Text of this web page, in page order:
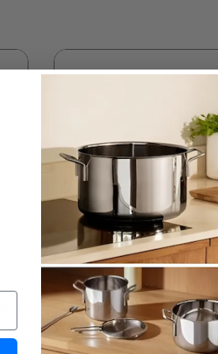
Spar25%
1-2 hverdage
OBH Nordica Vacuumposer
(small)
199,95 KR
149,95 KR